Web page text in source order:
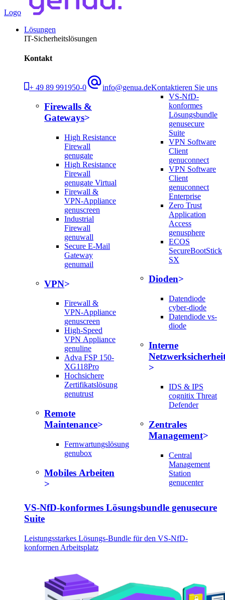
Logo
Lösungen
IT-Sicherheitslösungen
Kontakt
+ 49 89 991950-0 info@genua.deKontaktieren Sie uns
Firewalls &
Gateways
High Resistance
Firewall
genugate
High Resistance
Firewall
genugate Virtual
Firewall &
VPN-Appliance
genuscreen
Industrial
Firewall
genuwall
Secure E-Mail
Gateway
genumail
VPN
Firewall &
VPN-Appliance
genuscreen
High-Speed
VPN Appliance
genuline
Adva FSP 150-
XG118Pro
Hochsichere
Zertifikatslösung
genutrust
Remote
Maintenance
Fernwartungslösung
genubox
Mobiles Arbeiten
VS-NfD-
konformes
Lösungsbundle
genusecure
Suite
VPN Software
Client
genuconnect
VPN Software
Client
genuconnect
Enterprise
Zero Trust
Application
Access
genusphere
ECOS
SecureBootStick
SX
Dioden
Datendiode
cyber-diode
Datendiode vs-
diode
Interne
IDS & IPS
cognitix Threat
Defender
Zentrales
Management
Central
Management
Station
genucenter
VS-NfD-konformes Lösungsbundle genusecure
Suite
Leistungsstarkes Lösungs-Bundle für den VS-NfD-
konformen Arbeitsplatz